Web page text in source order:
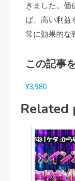
きました。価
ば、高い利益
常に効果的な
この記事
¥3,980
Related